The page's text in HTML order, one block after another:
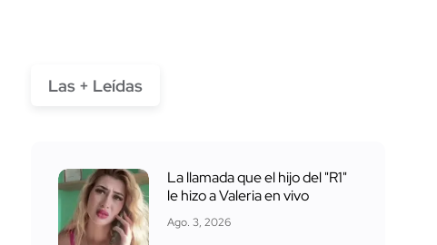
Las + Leídas
La llamada que el hijo del "R1"
le hizo a Valeria en vivo
Ago. 3, 2026